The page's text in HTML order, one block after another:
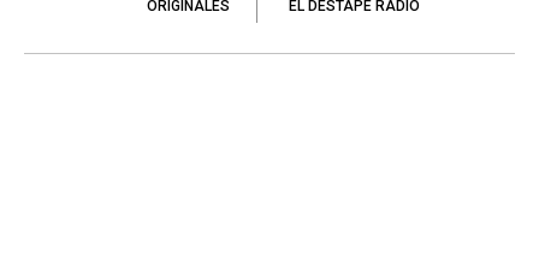
ORIGINALES EL DESTAPE RADIO